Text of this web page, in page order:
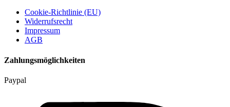
Cookie-Richtlinie (EU)
Widerrufsrecht
Impressum
AGB
Zahlungsmöglichkeiten
Paypal